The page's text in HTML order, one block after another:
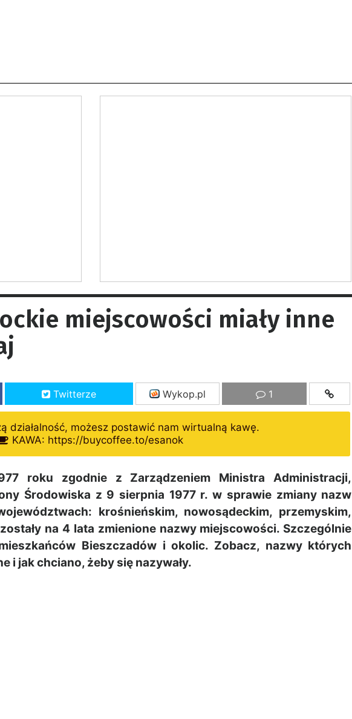
miejscowości miały inne
Twitterze Wykop.pl 1
działalność, możesz postawić nam wirtualną kawę.
KAWA: https://buycoffee.to/esanok
roku zgodnie z Zarządzeniem Ministra Administracji,
Środowiska z 9 sierpnia 1977 r. w sprawie zmiany nazw
krośnieńskim, nowosądeckim, przemyskim,
na 4 lata zmienione nazwy miejscowości. Szczególnie
Bieszczadów i okolic. Zobacz, nazwy których
i jak chciano, żeby się nazywały.